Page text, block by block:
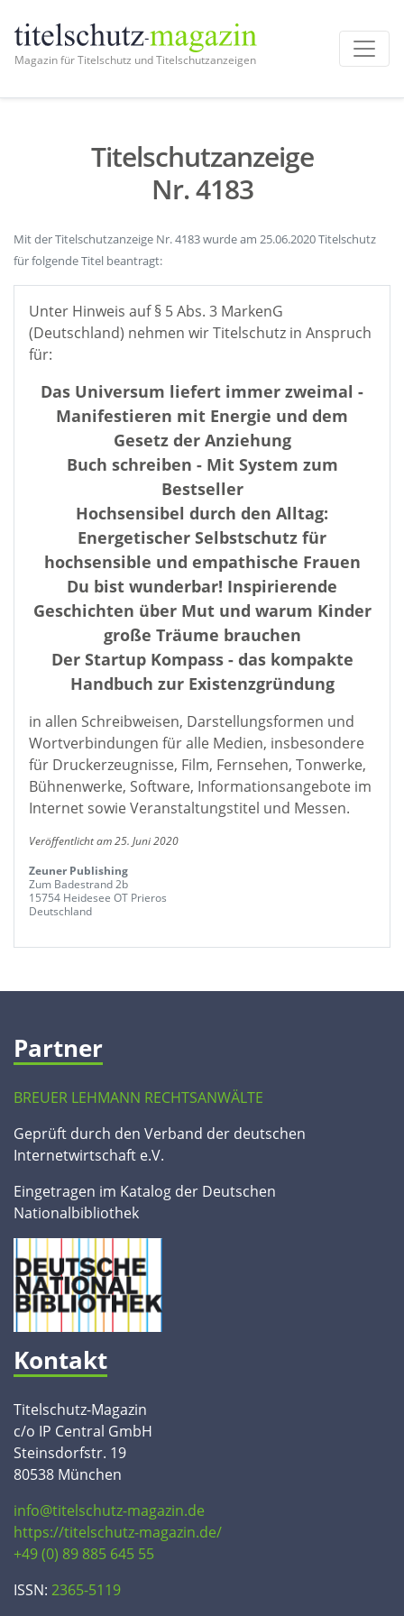
Magazin für Titelschutz und Titelschutzanzeigen
Titelschutzanzeige
Nr. 4183
Mit der Titelschutzanzeige Nr. 4183 wurde am 25.06.2020 Titelschutz
für folgende Titel beantragt:
Unter Hinweis auf § 5 Abs. 3 MarkenG
(Deutschland) nehmen wir Titelschutz in Anspruch
für:
Das Universum liefert immer zweimal -
Manifestieren mit Energie und dem
Gesetz der Anziehung
Buch schreiben - Mit System zum
Bestseller
Hochsensibel durch den Alltag:
Energetischer Selbstschutz für
hochsensible und empathische Frauen
Du bist wunderbar! Inspirierende
Geschichten über Mut und warum Kinder
große Träume brauchen
Der Startup Kompass - das kompakte
Handbuch zur Existenzgründung
in allen Schreibweisen, Darstellungsformen und
Wortverbindungen für alle Medien, insbesondere
für Druckerzeugnisse, Film, Fernsehen, Tonwerke,
Bühnenwerke, Software, Informationsangebote im
Internet sowie Veranstaltungstitel und Messen.
Veröffentlicht am 25. Juni 2020
Zeuner Publishing
Zum Badestrand 2b
15754 Heidesee OT Prieros
Deutschland
Partner
BREUER LEHMANN RECHTSANWÄLTE
Geprüft durch den Verband der deutschen
Internetwirtschaft e.V.
Eingetragen im Katalog der Deutschen
Nationalbibliothek
Kontakt
Titelschutz-Magazin
c/o IP Central GmbH
Steinsdorfstr. 19
80538 München
info@titelschutz-magazin.de
https://titelschutz-magazin.de/
+49 (0) 89 885 645 55
ISSN: 2365-5119